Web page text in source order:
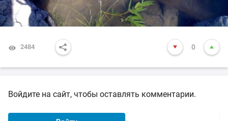
2484 0
Войдите на сайт, чтобы оставлять комментарии.